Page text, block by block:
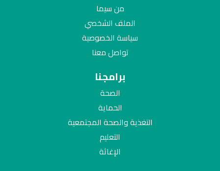
من سيما
الملف الشخصي
سياسة الخصوصية
تواصل معنا
برامجنا
الصحة
الحماية
التغذية والصحة المجتمعية
التعليم
الإغاثة